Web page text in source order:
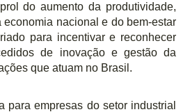
do aumento da produtividade,
nacional e do bem-estar
para incentivar e reconhecer
de inovação e gestão da
que atuam no Brasil.
para empresas do setor industrial